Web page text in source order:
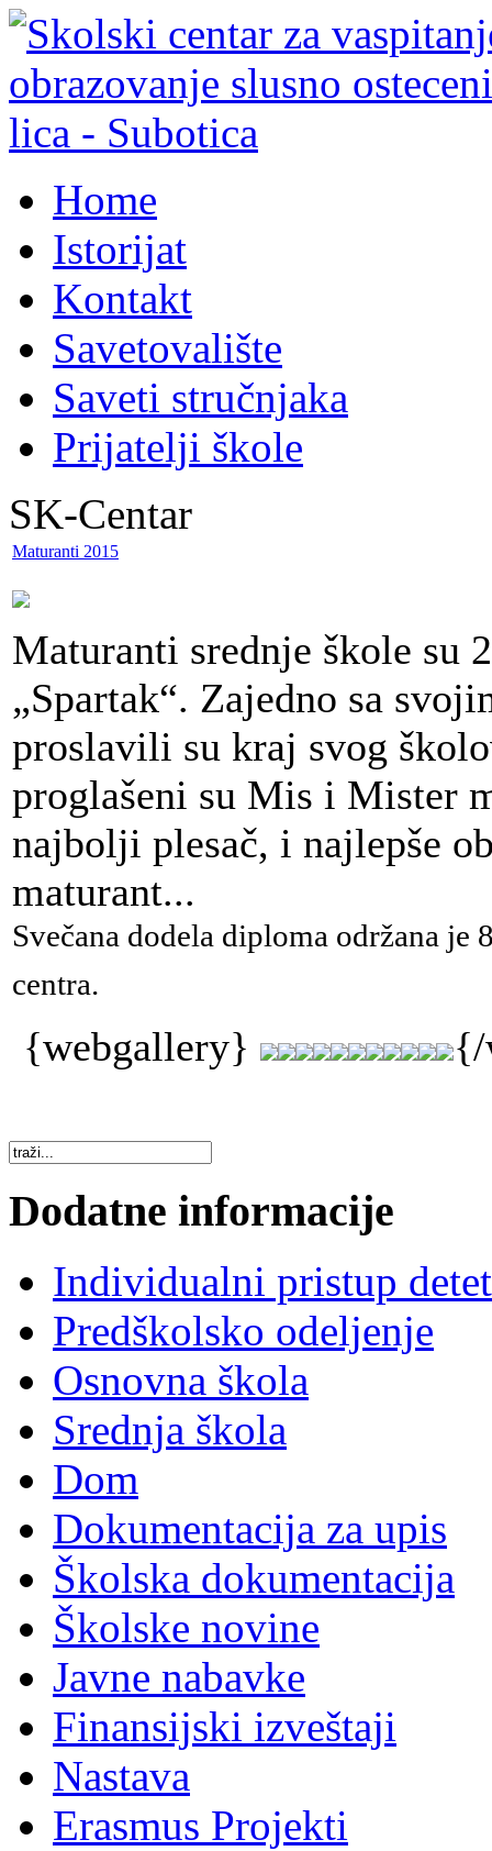
Home
Istorijat
Kontakt
Savetovalište
Saveti stručnjaka
Prijatelji škole
SK-Centar
Maturanti 2015
Maturanti srednje škole su
„Spartak“. Zajedno sa
proslavili su kraj svog
proglašeni su Mis i Mister
najbolji plesač, i najlepše
maturant...
Svečana dodela diploma održana
centra.
{webgallery} {/
Dodatne informacije
Individualni pristup
Predškolsko odeljenje
Osnovna škola
Srednja škola
Dom
Dokumentacija za upis
Školska dokumentacija
Školske novine
Javne nabavke
Finansijski izveštaji
Nastava
Erasmus Projekti